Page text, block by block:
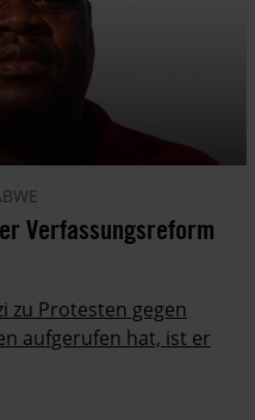
Verfassungsreform
zu Protesten gegen
aufgerufen hat, ist er